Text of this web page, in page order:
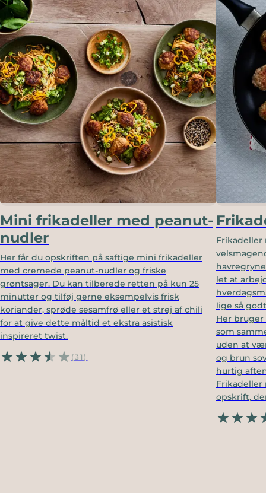
Mini frikadeller med peanut-
nudler
Her får du opskriften på saftige mini frikadeller
med cremede peanut-nudler og friske
grøntsager. Du kan tilberede retten på kun 25
minutter og tilføj gerne eksempelvis frisk
koriander, sprøde sesamfrø eller et strej af chili
for at give dette måltid et ekstra asistisk
inspireret twist.
(31)
Frikadeller
let at
lige så
Her
som
uden at
og brun
hurtig
Frikadeller
opskrift,